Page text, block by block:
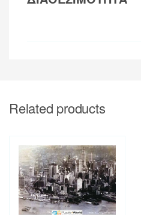
Related products